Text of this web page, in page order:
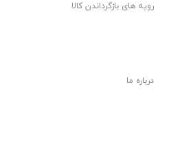
رویه های بازگرداندن کالا
درباره ما